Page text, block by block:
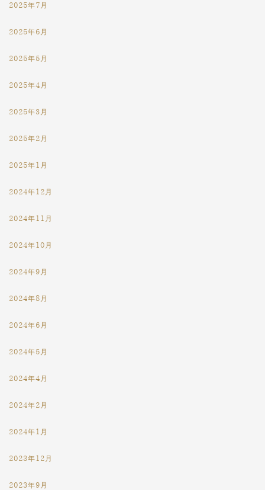
2025年7月
2025年6月
2025年5月
2025年4月
2025年3月
2025年2月
2025年1月
2024年12月
2024年11月
2024年10月
2024年9月
2024年8月
2024年6月
2024年5月
2024年4月
2024年2月
2024年1月
2023年12月
2023年9月